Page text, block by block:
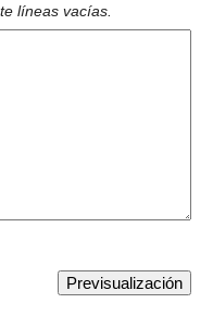
líneas vacías.